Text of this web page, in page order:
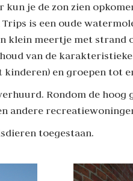
je de zon zien
is een oude
klein meertje met
van de
en groepen tot
Rondom de hoog
andere
toegestaan.